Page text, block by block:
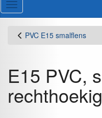
Menu
PVC E15 smalflens
E15 PVC,
rechthoekig